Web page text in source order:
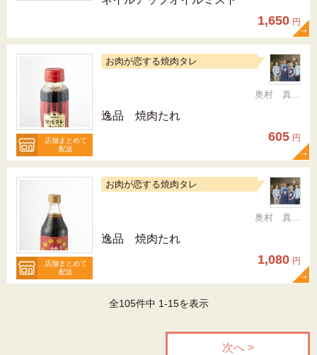
1,650 円
店舗まとめて
配送
お肉が恋する焼肉タレ
奥村 真（ちか）
逸品 焼肉たれ
605 円
店舗まとめて
配送
お肉が恋する焼肉タレ
奥村 真（ちか）
逸品 焼肉たれ
1,080 円
全105件中 1-15を表示
次へ >